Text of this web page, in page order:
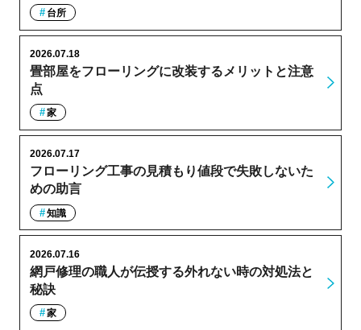
台所
畳部屋をフローリングに改装するメリットと注意
点
2026.07.18
家
フローリング工事の見積もり値段で失敗しないた
めの助言
2026.07.17
知識
網戸修理の職人が伝授する外れない時の対処法と
秘訣
2026.07.16
家